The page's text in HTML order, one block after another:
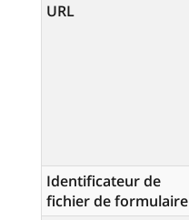
URL
Identificateur de
fichier de formulaire